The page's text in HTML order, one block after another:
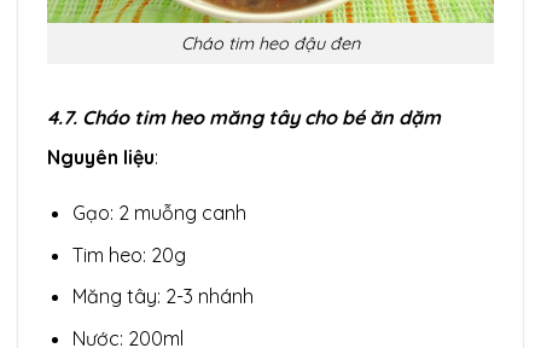
Cháo tim heo đậu đen
4.7. Cháo tim heo măng tây cho bé ăn dặm
Nguyên liệu:
Gạo: 2 muỗng canh
Tim heo: 20g
Măng tây: 2-3 nhánh
Nước: 200ml